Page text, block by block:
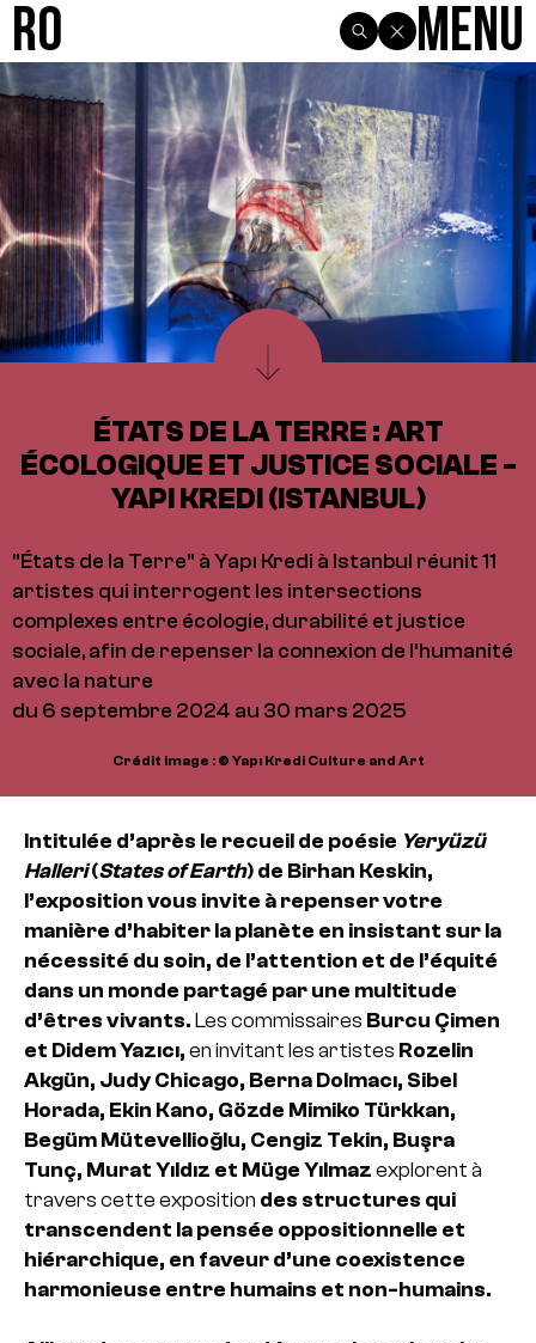
R0 Menu
ÉTATS DE LA TERRE : ART
ÉCOLOGIQUE ET JUSTICE SOCIALE -
YAPI KREDI (ISTANBUL)
"États de la Terre" à Yapı Kredi à Istanbul réunit 11
artistes qui interrogent les intersections
complexes entre écologie, durabilité et justice
sociale, afin de repenser la connexion de l’humanité
avec la nature
du 6 septembre 2024 au 30 mars 2025
Crédit image : © Yapı Kredi Culture and Art
Intitulée d’après le recueil de poésie Yeryüzü
Halleri(States of Earth) de Birhan Keskin,
l’exposition vous invite à repenser votre
manière d’habiter la planète en insistant sur la
nécessité du soin, de l’attention et de l’équité
dans un monde partagé par une multitude
d’êtres vivants. Les commissaires Burcu Çimen
et Didem Yazıcı, en invitant les artistes Rozelin
Akgün, Judy Chicago, Berna Dolmacı, Sibel
Horada, Ekin Kano, Gözde Mimiko Türkkan,
Begüm Mütevellioğlu, Cengiz Tekin, Buşra
Tunç, Murat Yıldız et Müge Yılmaz explorent à
travers cette exposition des structures qui
transcendent la pensée oppositionnelle et
hiérarchique, en faveur d’une coexistence
harmonieuse entre humains et non-humains.